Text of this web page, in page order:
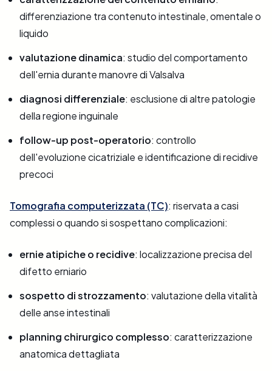
differenziazione tra contenuto intestinale, omentale o
liquido
valutazione dinamica: studio del comportamento
dell'ernia durante manovre di Valsalva
diagnosi differenziale: esclusione di altre patologie
della regione inguinale
follow-up post-operatorio: controllo
dell'evoluzione cicatriziale e identificazione di recidive
precoci
Tomografia computerizzata (TC): riservata a casi
complessi o quando si sospettano complicazioni:
ernie atipiche o recidive: localizzazione precisa del
difetto erniario
sospetto di strozzamento: valutazione della vitalità
delle anse intestinali
planning chirurgico complesso: caratterizzazione
anatomica dettagliata